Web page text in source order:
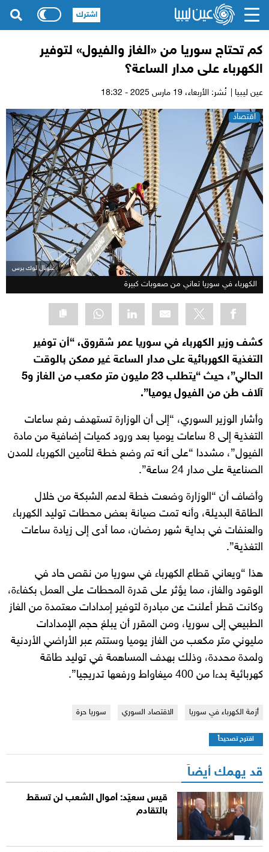
كم تحتاج سوريا من «الغاز والفيول» لتوفير
الكهرباء على مدار الساعة؟
عين ليبيا | نُشر: الأربعاء،
اقتصاد
غلوبال لوك برس
الكهرباء في سوريا تعاني من صعوبات كبيرة
كشف وزير الكهرباء في سوريا عمر شقروق، “أن توفير
التغذية الكهربائية على مدار الساعة غير ممكن بالوقت
الحالي”، حيث “يتطلب 23 مليون متر مكعب من الغاز و5
آلاف طن من الفيول يوميا”.
وأشار الوزير السوري، “إلى أن الوزارة تستهدف رفع ساعات
التغذية إلى 8 ساعات يوميا بعد ورود كميات إضافية من مادة
الفيول”، مشددا “على أنه تم وضع خطة لتأمين الكهرباء للمدن
الصناعية على مدار 24 ساعة”.
وأضاف أن “الوزارة وضعت خطة لدعم الشبكة من خلال
الطاقة البديلة، وأنه تمت صيانة بعض محطات توليد الكهرباء
والعنفات في بداية شهر رمضان، مما أدى إلى زيادة ساعات
التغذية”.
هذا “ويعاني قطاع الكهرباء في سوريا من نقص حاد في
الوقود والغاز، مما يؤثر على قدرة المحطات على العمل بكفاءة،
وكانت قطر أعلنت عن مبادرة لتوفير إمدادات معتمدة من الغاز
الطبيعي إلى سوريا، ومن المقرر أن يبلغ حجم الإمدادات
مليوني متر مكعب من الغاز يوميا وستتم عبر الأراضي الأردنية
ولمدة محددة، وذلك بهدف المساهمة في توليد طاقة
كهربائية بدءا من 400 ميغاواط ورفعها تدريجيا”.
أزمة الكهرباء في سوريا الاقتصاد السوري سوريا حرة
اقترح تصحيحاً
قد يهمك أيضاً
قيس سعيّد: أموال الشعب لن تسقط
بالتقادم
اشترك